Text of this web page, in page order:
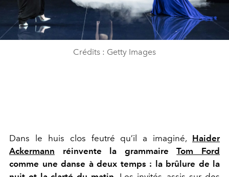
Crédits : Getty Images
Dans le huis clos feutré qu’il a imaginé, Haider
Ackermann réinvente la grammaireTom Ford
comme une danse à deux temps : la brûlure de la